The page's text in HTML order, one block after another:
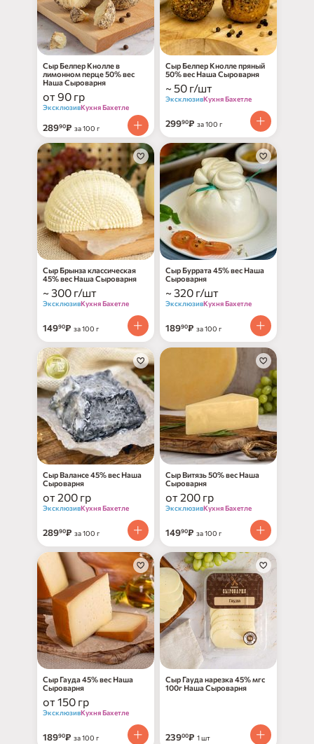
Сыр Белпер Кнолле в
лимонном перце 50% вес
Наша Сыроварня
от 90 гр
ЭксклюзивКухня Бахетле
28990₽ за 100 г
Сыр Белпер Кнолле пряный
50% вес Наша Сыроварня
~ 50 г/шт
ЭксклюзивКухня Бахетле
29990₽ за 100 г
Сыр Брынза классическая
45% вес Наша Сыроварня
~ 300 г/шт
ЭксклюзивКухня Бахетле
14990₽ за 100 г
Сыр Буррата 45% вес Наша
Сыроварня
~ 320 г/шт
ЭксклюзивКухня Бахетле
18990₽ за 100 г
Сыр Валансе 45% вес Наша
Сыроварня
от 200 гр
ЭксклюзивКухня Бахетле
28990₽ за 100 г
Сыр Витязь 50% вес Наша
Сыроварня
от 200 гр
ЭксклюзивКухня Бахетле
14990₽ за 100 г
Сыр Гауда 45% вес Наша
Сыроварня
от 150 гр
ЭксклюзивКухня Бахетле
18990₽ за 100 г
Сыр Гауда нарезка 45% мгс
100г Наша Сыроварня
23900₽ 1 шт